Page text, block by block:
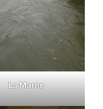
La Marne